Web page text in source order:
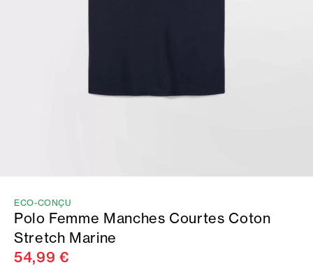
ECO-CONÇU
Polo Femme Manches Courtes Coton
Stretch Marine
54,99 €